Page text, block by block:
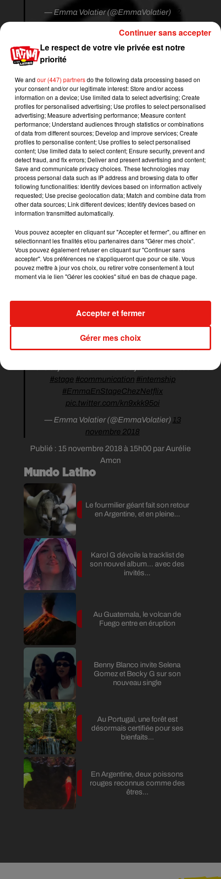
Publié : 15 novembre 2018 à 15h00 par Aurélie
Amcn
— Emma Volatier (@EmmaVolatier)
12
novembre 2018
chat (qui aurait facilement pu interpréter Salem
�xܼ ), je vous présente tout ce que je sais faire.
#communication
#digital
#audiovisuel
#graphisme#événementiel#marketing
pic.twitter.com/e7xwi7CmCF
— Emma Volatier (@EmmaVolatier)12
novembre 2018
Histoire de vous prouver de quoi je suis capable,
je vais poster quelques-unes de mes
réalisations. Pour commencer, j’ai eu le 3e prix
de l’annonceur lors du Créative Contest à
@iscpalyonavec ce logo réalisé en binome pour
@jtvkids@berangervalerie
pic.twitter.com/ixSyO2sX9P
— Emma Volatier (@EmmaVolatier)14
novembre 2018
Je vous en dis un peu plus sur mon
comportement avec ce générique d’une des
pic.twitter.com/pCQulkUuE2
— Emma Volatier (@EmmaVolatier)13
novembre 2018
#stage #communication #internship
#EmmaEnStageChezNetflix
pic.twitter.com/kn9xkk95oi
— Emma Volatier (@EmmaVolatier) 13
novembre 2018
Mundo Latino
Le fourmilier géant fait son retour
en Argentine, et en pleine...
Karol G dévoile la tracklist de
son nouvel album… avec des
invités...
Au Guatemala, le volcan de
Fuego entre en éruption
Benny Blanco invite Selena
Gomez et Becky G sur son
nouveau single
Au Portugal, une forêt est
désormais certifiée pour ses
bienfaits...
En Argentine, deux poissons
rouges reconnus comme des
êtres...
Le respect de votre vie privée est notre
priorité
We and our (447) partnersdo the following data processing based on
your consent and/or our legitimate interest: Store and/or access
information on a device; Use limited data to select advertising; Create
profiles for personalised advertising; Use profiles to select personalised
advertising; Measure advertising performance; Measure content
performance; Understand audiences through statistics or combinations
of data from different sources; Develop and improve services; Create
profiles to personalise content; Use profiles to select personalised
content; Use limited data to select content; Ensure security, prevent and
detect fraud, and fix errors; Deliver and present advertising and content;
Save and communicate privacy choices. These technologies may
process personal data such as IP address and browsing data to offer
following functionalities: Identify devices based on information actively
requested; Use precise geolocation data; Match and combine data from
other data sources; Link different devices; Identify devices based on
information transmitted automatically.
Vous pouvez accepter en cliquant sur "Accepter et fermer", ou affiner en
sélectionnant les finalités et/ou partenaires dans "Gérer mes choix".
Vous pouvez également refuser en cliquant sur "Continuer sans
accepter". Vos préférences ne s'appliqueront que pour ce site. Vous
pouvez mettre à jour vos choix, ou retirer votre consentement à tout
moment via le lien "Gérer les cookies" situé en bas de chaque page.
Gérer mes choix
Accepter et fermer
Continuer sans accepter